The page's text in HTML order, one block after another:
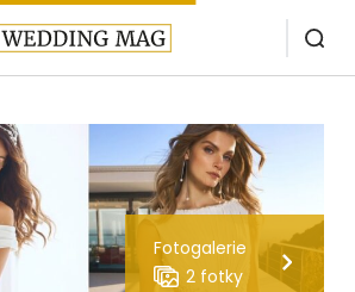
Fotogalerie
2 fotky